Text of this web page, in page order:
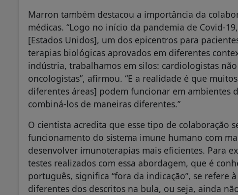
Marron também destacou a importância da
médicas. “Logo no início da pandemia de Covid-
[Estados Unidos], um dos epicentros para
terapias biológicas aprovados em diferentes
indústria, trabalhamos em silos: cardiologistas
oncologistas”, afirmou. “E a realidade é que
diferentes áreas] podem funcionar em ambientes
combiná-los de maneiras diferentes.”
O cientista acredita que esse tipo de colaboração
funcionamento do sistema imune humano com
desenvolver imunoterapias mais eficientes. Para
testes realizados com essa abordagem, que é
português, significa “fora da indicação”, se refere
diferentes dos descritos na bula, ou seja, ainda